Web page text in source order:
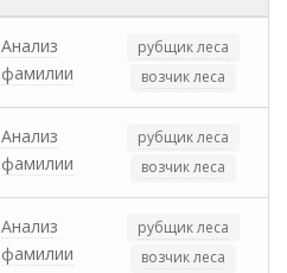
Анализ
фамилии
рубщик леса
возчик леса
Анализ
фамилии
рубщик леса
возчик леса
Анализ
фамилии
рубщик леса
возчик леса